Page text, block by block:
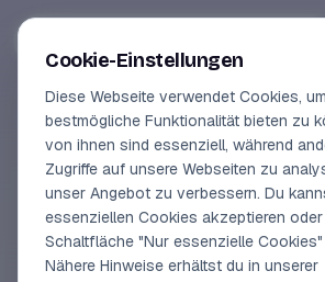
Online-Kurse
Vorschau
Erfahrungen
Lehrbuchautor
SEGELLEXIKON
Großschot
Cookie-Einstellungen
Diese Webseite verwendet Cookies,
bestmögliche Funktionalität bieten zu
von ihnen sind essenziell, während
Zugriffe auf unsere Webseiten zu
unser Angebot zu verbessern. Du
essenziellen Cookies akzeptieren
Schaltfläche "Nur essenzielle Cookies"
Nähere Hinweise erhältst du in unserer